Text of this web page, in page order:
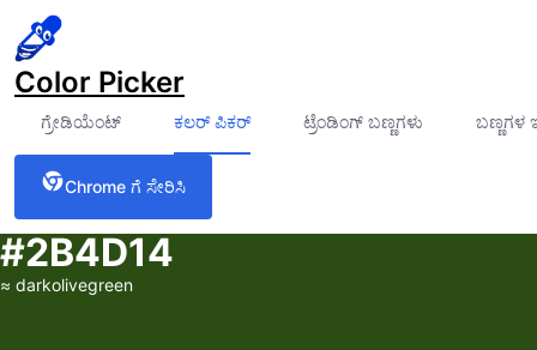
Color Picker
ಗ್ರೇಡಿಯೆಂಟ್ ಕಲರ್ ಪಿಕರ್ ಟ್ರೆಂಡಿಂಗ್ ಬಣ್ಣಗಳು ಬಣ್ಣಗಳ
Chrome ಗೆ ಸೇರಿಸಿ
#2B4D14
≈ darkolivegreen